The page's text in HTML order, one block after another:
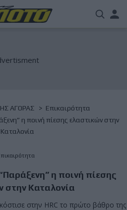
ΑΓΟΡΑΣ
Επικαιρότητα
η ποινή πίεσης ελαστικών στην
Καταλονία
η ποινή πίεσης
στην Καταλονία
στην HRC το πρώτο βάθρο της